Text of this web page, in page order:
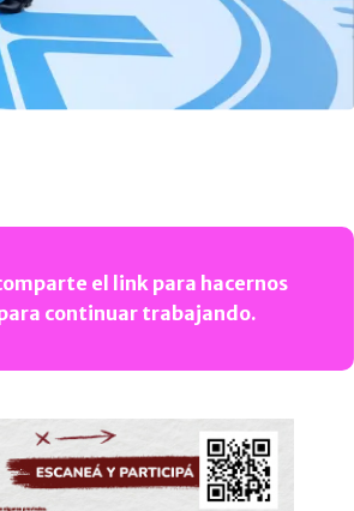
el link para hacernos
continuar trabajando.